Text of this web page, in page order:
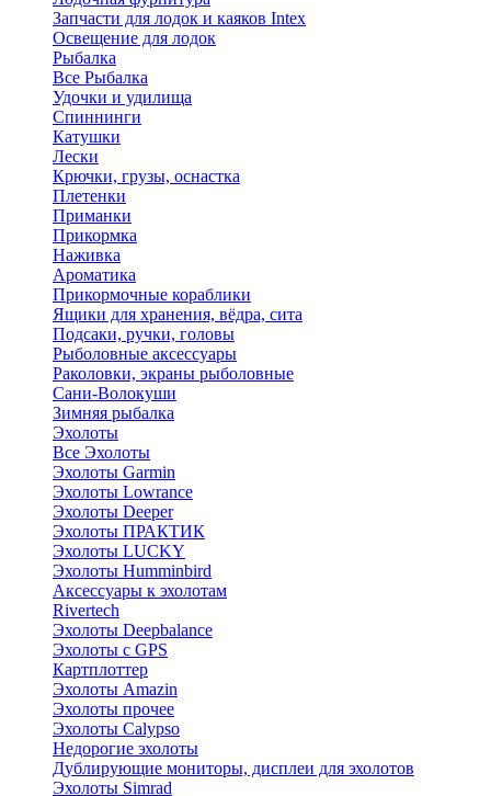
Запчасти для лодок и каяков Intex
Освещение для лодок
Рыбалка
Все Рыбалка
Удочки и удилища
Спиннинги
Катушки
Лески
Крючки, грузы, оснастка
Плетенки
Приманки
Прикормка
Наживка
Ароматика
Прикормочные кораблики
Ящики для хранения, вёдра, сита
Подсаки, ручки, головы
Рыболовные аксессуары
Раколовки, экраны рыболовные
Сани-Волокуши
Зимняя рыбалка
Эхолоты
Все Эхолоты
Эхолоты Garmin
Эхолоты Lowrance
Эхолоты Deeper
Эхолоты ПРАКТИК
Эхолоты LUCKY
Эхолоты Humminbird
Аксессуары к эхолотам
Rivertech
Эхолоты Deepbalance
Эхолоты с GPS
Картплоттер
Эхолоты Amazin
Эхолоты прочее
Эхолоты Calypso
Недорогие эхолоты
Дублирующие мониторы, дисплеи для эхолотов
Эхолоты Simrad